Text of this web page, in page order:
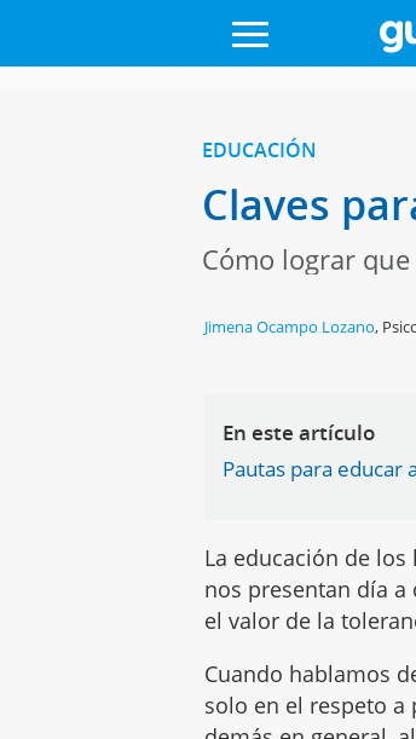
EDUCACIÓN
Claves
Cómo lograr
Jimena Ocampo Lozano,
En este artículo
Pautas para educar
La educación de
nos presentan día a
el valor de la
Cuando hablamos
solo en el respeto a